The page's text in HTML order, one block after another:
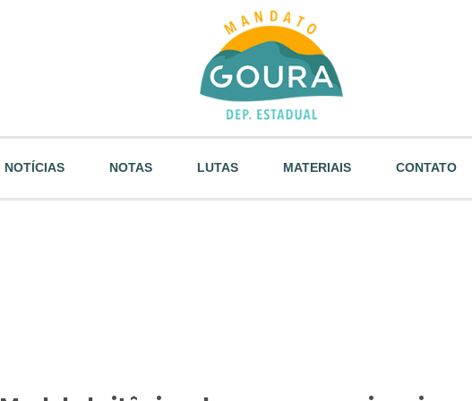
NOTÍCIAS NOTAS LUTAS MATERIAIS CONTATO